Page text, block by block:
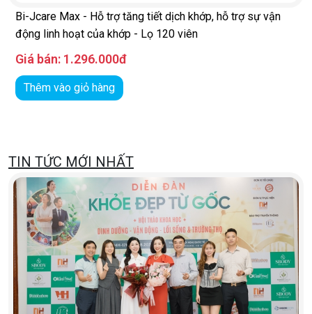
Bi-Jcare Max - Hỗ trợ tăng tiết dịch khớp, hỗ trợ sự vận
động linh hoạt của khớp - Lọ 120 viên
Giá bán: 1.296.000đ
Thêm vào giỏ hàng
TIN TỨC MỚI NHẤT